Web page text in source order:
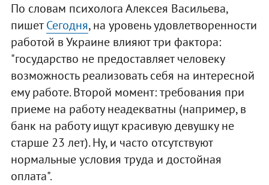
По словам психолога Алексея Васильева,
пишетСегодня, на уровень удовлетворенности
работой в Украине влияют три фактора:
"государство не предоставляет человеку
возможность реализовать себя на интересной
ему работе. Второй момент: требования при
приеме на работу неадекватны (например, в
банк на работу ищут красивую девушку не
старше 23 лет). Ну, и часто отсутствуют
нормальные условия труда и достойная
оплата".